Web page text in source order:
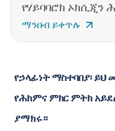
የሃይባባሮክ ኦክሲጂን
ማንበብ ይቀጥሉ
የኃላፊነት ማስተባበያ፡
የሕክምና ምክር ምትክ
ያማክሩ።